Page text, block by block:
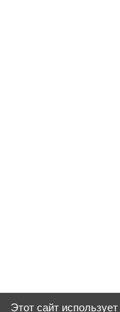
Этот сайт